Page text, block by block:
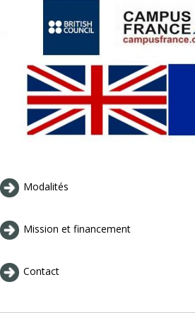
Modalités
Mission et financement
Contact